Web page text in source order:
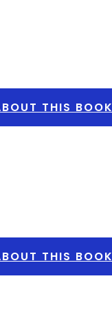
THIS BOOK
THIS BOOK